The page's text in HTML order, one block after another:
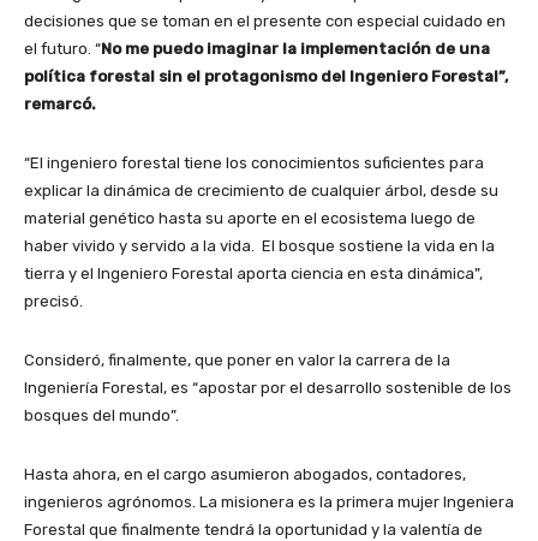
decisiones que se toman en el presente con especial cuidado en
el futuro. “No me puedo imaginar la implementación de una
política forestal sin el protagonismo del Ingeniero Forestal”,
remarcó.
“El ingeniero forestal tiene los conocimientos suficientes para
explicar la dinámica de crecimiento de cualquier árbol, desde su
material genético hasta su aporte en el ecosistema luego de
haber vivido y servido a la vida. El bosque sostiene la vida en la
tierra y el Ingeniero Forestal aporta ciencia en esta dinámica”,
precisó.
Consideró, finalmente, que poner en valor la carrera de la
Ingeniería Forestal, es “apostar por el desarrollo sostenible de los
bosques del mundo”.
Hasta ahora, en el cargo asumieron abogados, contadores,
ingenieros agrónomos. La misionera es la primera mujer Ingeniera
Forestal que finalmente tendrá la oportunidad y la valentía de